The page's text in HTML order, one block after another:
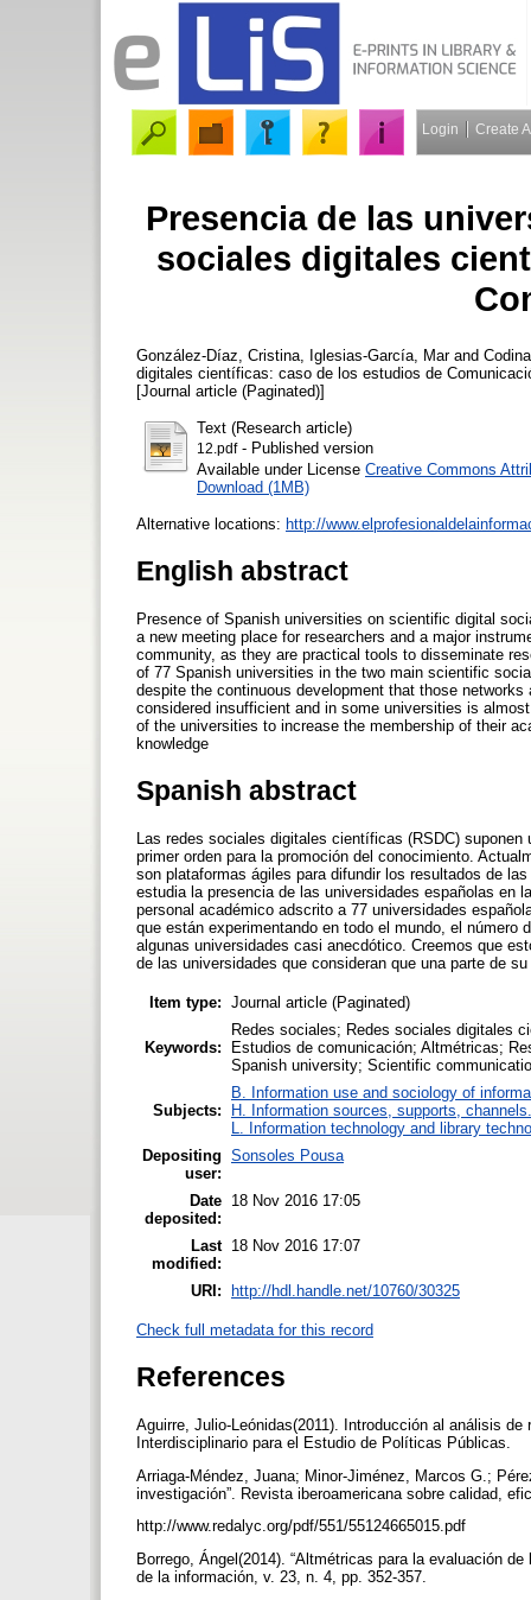
Login Create
Presencia de las
sociales digitales
González-Díaz, Cristina Iglesias-García, Marand
digitales científicas: caso de los estudios de
[Journal article (Paginated)]
Text (Research article)
12.pdf- Published version
Available under License Creative Commons
Download (1MB)
Alternative locations: http://
English abstract
Presence of Spanish universities on scientific digital
a new meeting place for researchers and a major
community, as they are practical tools to disseminate
of 77 Spanish universities in the two main scientific
despite the continuous development that those
considered insufficient and in some universities is
of the universities to increase the membership of their
knowledge
Spanish abstract
Las redes sociales digitales científicas (RSDC)
primer orden para la promoción del conocimiento.
son plataformas ágiles para difundir los resultados de
estudia la presencia de las universidades españolas en
personal académico adscrito a 77 universidades
que están experimentando en todo el mundo, el
algunas universidades casi anecdótico. Creemos que
de las universidades que consideran que una parte de
Item type: Journal article (Paginated)
Keywords:
Redes sociales; Redes sociales digitales
Estudios de comunicación; Altmétricas;
Spanish university; Scientific
Subjects:
B. Information use and sociology of
H. Information sources, supports, channels.
L. Information technology and library
Depositing
user:
Sonsoles Pousa
Date
deposited:
18 Nov 2016 17:05
Last
modified:
18 Nov 2016 17:07
URI: http://hdl.handle.net/10760/30325
Check full metadata for this record
References
Aguirre, Julio-Leónidas(2011). Introducción al análisis
Interdisciplinario para el Estudio de Políticas Públicas.
Arriaga-Méndez, Juana; Minor-Jiménez, Marcos G.;
investigación”. Revista iberoamericana sobre calidad,
http://www.redalyc.org/pdf/551/55124665015.pdf
Borrego, Ángel(2014). “Altmétricas para la evaluación
de la información, v. 23, n. 4, pp. 352-357.